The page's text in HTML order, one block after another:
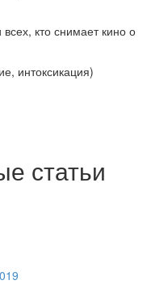
кто снимает кино о
интоксикация)
статьи